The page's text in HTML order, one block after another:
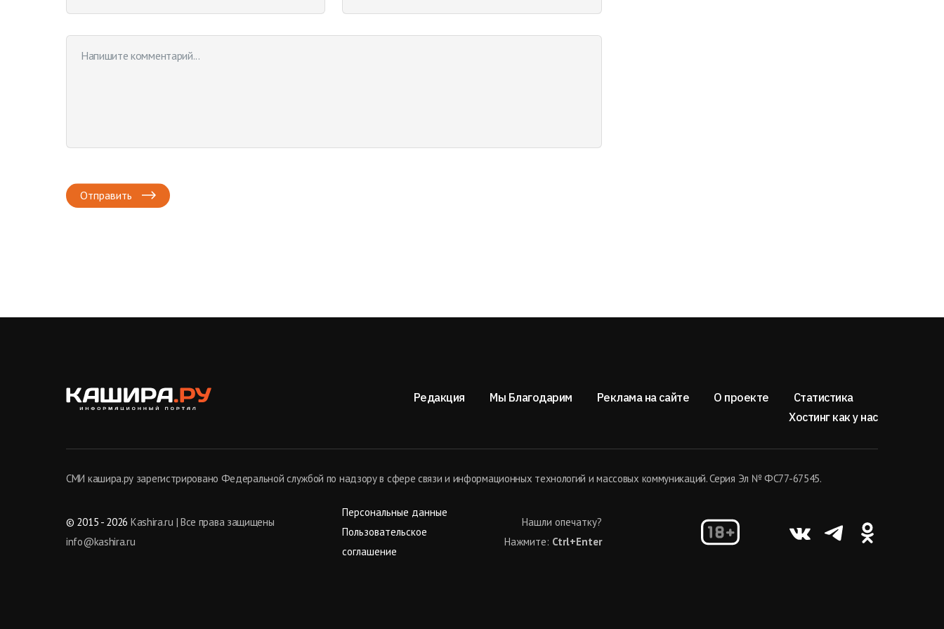
Отправить
Редакция Мы Благодарим Реклама на сайте О проекте
Статистика
Хостинг как у нас
СМИ кашира.ру зарегистрировано Федеральной службой по надзору в сфере связи и информационных технологий и массовых коммуникаций. Серия Эл № ФС77-67545.
© 2015 - 2026 Kashira.ru | Все права защищены
info@kashira.ru
Персональные данные
Пользовательское
соглашение
Нашли опечатку?
Нажмите: Ctrl+Enter